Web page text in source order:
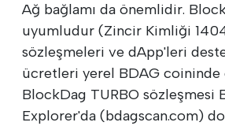
Ağ bağlamı da önemlidir.
uyumludur (Zincir Kimliği
sözleşmeleri ve dApp'leri
ücretleri yerel BDAG coininde
BlockDag TURBO sözleşmesi
Explorer'da (bdagscan.com)